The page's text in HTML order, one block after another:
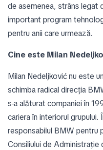
de asemenea, strâns legat
important program
pentru anii care urmează.
Cine este Milan
Milan Nedeljković nu este
schimba radical direcția
s-a alăturat companiei în
cariera în interiorul
responsabilul BMW pentru
Consiliului de Administrație